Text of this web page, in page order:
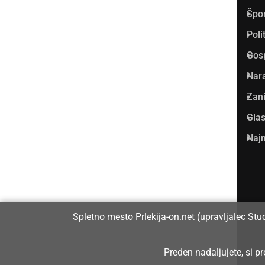
Spletno mesto Prlekija-on.net (upravljalec
Preden nadaljujete, si